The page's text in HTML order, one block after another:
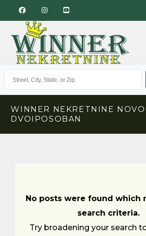
WINNER NEKRETNINE
DVOIPOSOBAN
No posts were found which
search criteria.
Try broadening your search